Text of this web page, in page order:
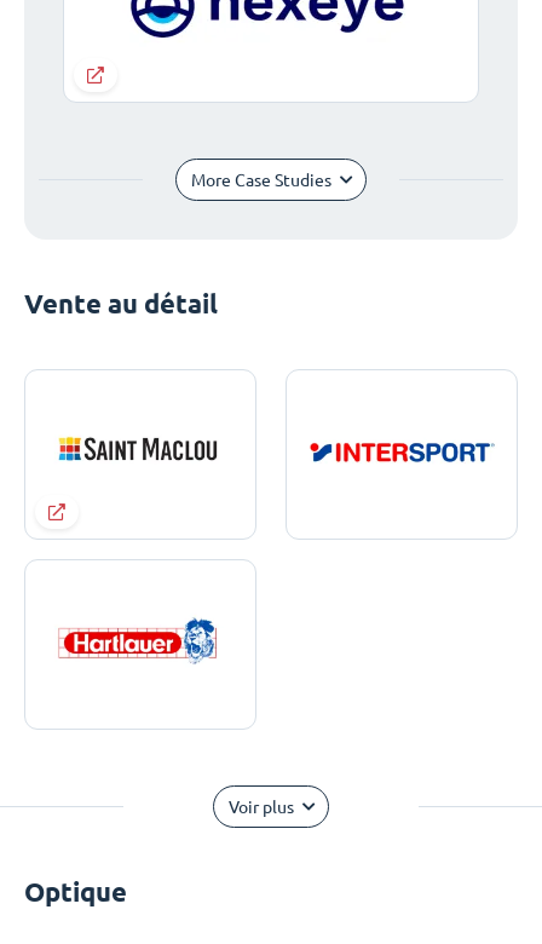
More Case Studies
Vente au détail
Voir plus
Optique